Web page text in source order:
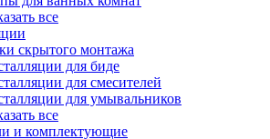
все
скрытого монтажа
для биде
для смесителей
для умывальников
все
и комплектующие